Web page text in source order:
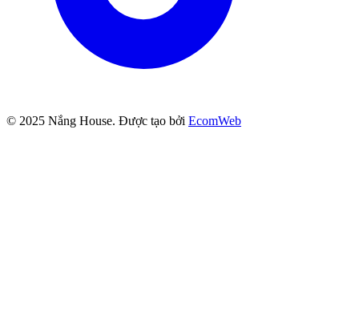
© 2025 Nắng House. Được tạo bởi EcomWeb